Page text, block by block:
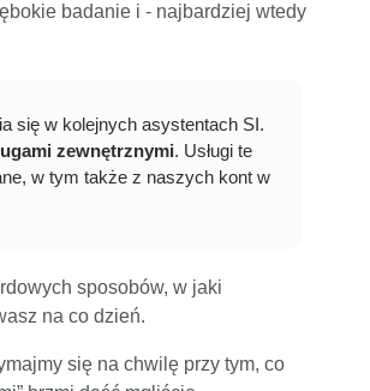
badanie i - najbardziej wtedy
się w kolejnych asystentach SI.
zewnętrznymi. Usługi te
w tym także z naszych kont w
sposobów, w jaki
na co dzień.
się na chwilę przy tym, co